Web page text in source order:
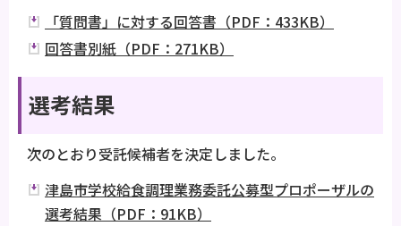
「質問書」に対する回答書（PDF：433KB）
回答書別紙（PDF：271KB）
選考結果
次のとおり受託候補者を決定しました。
津島市学校給食調理業務委託公募型プロポーザルの
選考結果（PDF：91KB）